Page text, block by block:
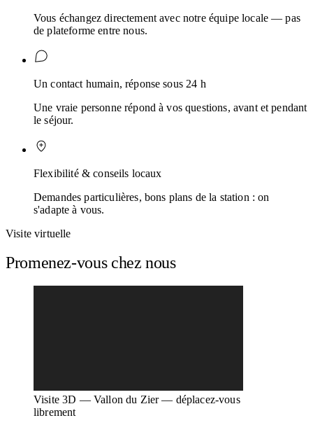
Vous échangez directement avec notre équipe locale — pas
de plateforme entre nous.
Un contact humain, réponse sous 24 h
Une vraie personne répond à vos questions, avant et pendant
le séjour.
Flexibilité & conseils locaux
Demandes particulières, bons plans de la station : on
s'adapte à vous.
Visite virtuelle
Promenez-vous chez nous
Visite 3D — Vallon du Zier — déplacez-vous
librement